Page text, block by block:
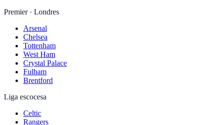
Premier · Londres
Arsenal
Chelsea
Tottenham
West Ham
Crystal Palace
Fulham
Brentford
Liga escocesa
Celtic
Rangers